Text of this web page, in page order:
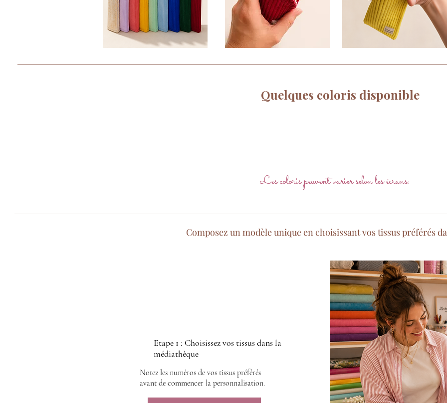
Quelques coloris disponible
Les coloris peuvent varier selon les écrans.
Composez un modèle unique en choisissant vos tissus préférés
Etape 1 : Choisissez vos tissus dans la
médiathèque
Notez les numéros de vos tissus préférés
avant de commencer la personnalisation.